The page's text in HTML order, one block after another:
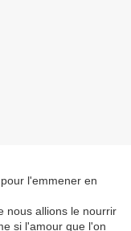
l'emmener en
nous allions le nourrir
si l'amour que l'on